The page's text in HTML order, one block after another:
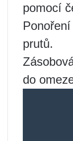
pomocí
prutů.
do